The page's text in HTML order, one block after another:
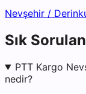
Nevşehir /
Sık
PTT Kargo
nedir?